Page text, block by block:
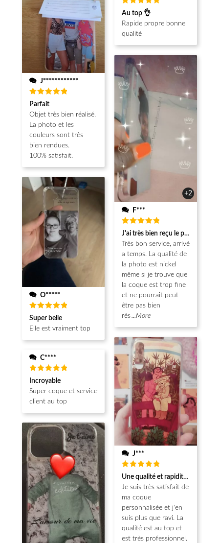
J************
Note5
sur 5
Parfait
Objet très bien réalisé.
La photo et les
couleurs sont très
bien rendues.
100% satisfait.
O*****
Note 5
sur 5
Super belle
Elle est vraiment top
C****
Note5
sur 5
Incroyable
Super coque et service
client au top
Note5
sur 5
Au top 👌
Rapide propre bonne
qualité
+2
F***
Note5
sur 5
J'ai très bien reçu le produit.
Très bon service, arrivé
a temps. La qualité de
la photo est nickel
même si je trouve que
la coque est trop fine
et ne pourrait peut-
être pas bien
rés...More
J***
Note5
sur 5
Une qualité et rapidité au top!
Je suis très satisfait de
ma coque
personnalisée et j'en
suis plus que ravi. La
qualité est au top et
est très professionnel.